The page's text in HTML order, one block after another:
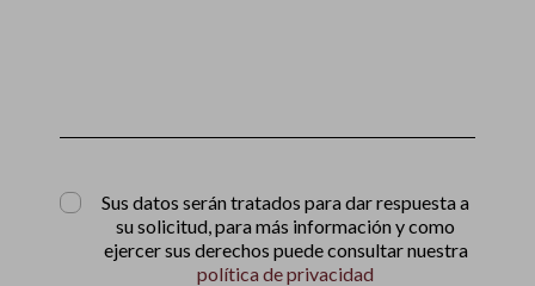
Sus datos serán tratados para dar respuesta a
su solicitud, para más información y como
ejercer sus derechos puede consultar nuestra
política de privacidad